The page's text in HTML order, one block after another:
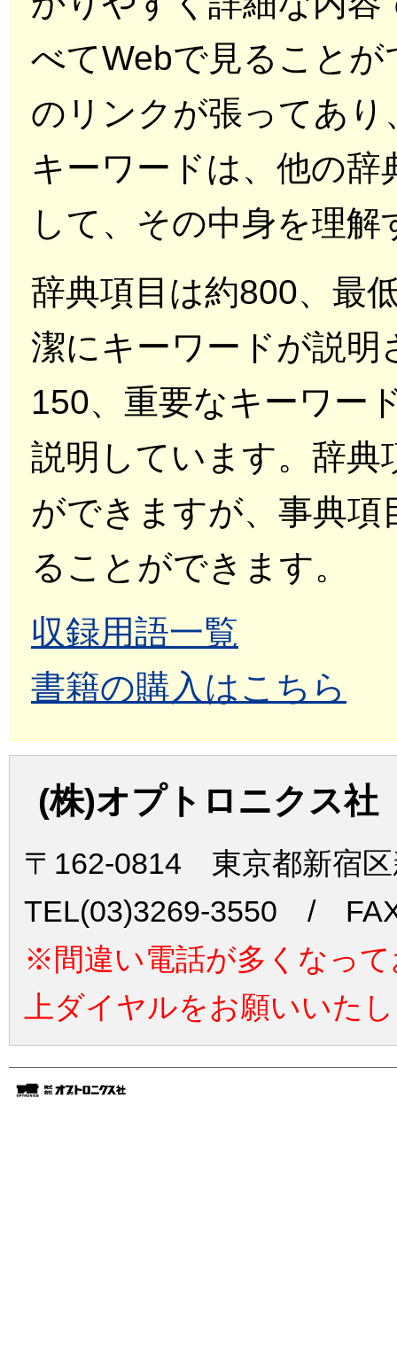
べてWebで見ること
のリンクが張ってあ
キーワードは、他の
して、その中身を理
辞典項目は約800、最
潔にキーワードが説明
150、重要なキーワー
説明しています。辞
ができますが、事典
ることができます。
収録用語一覧
書籍の購入はこちら
(株)オプトロニクス社
〒162-0814 東京都新宿
TEL(03)3269-3550 /
※間違い電話が多くなっ
上ダイヤルをお願いいた